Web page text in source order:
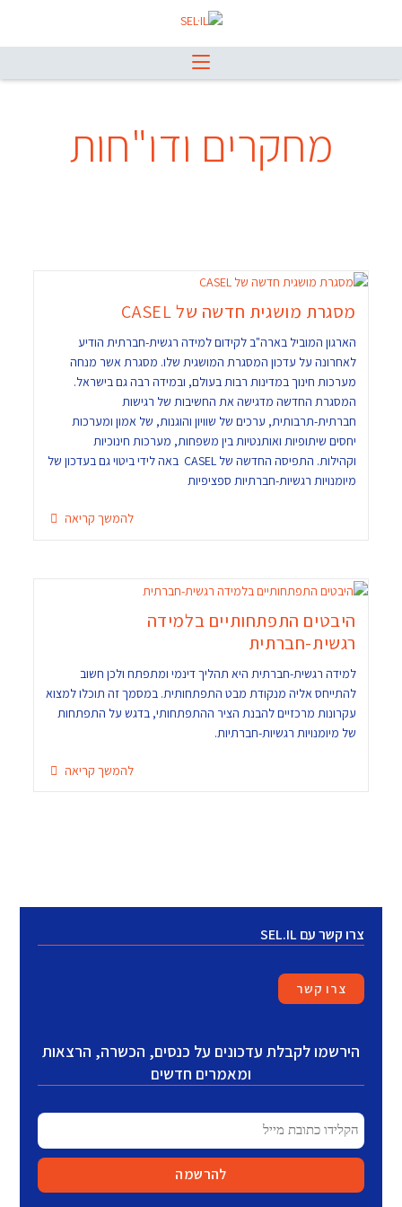
מחקרים ודו"חות
מסגרת מושגית חדשה של CASEL
הארגון המוביל בארה"ב לקידום למידה רגשית-חברתית הודיע
לאחרונה על עדכון המסגרת המושגית שלו. מסגרת אשר מנחה
מערכות חינוך במדינות רבות בעולם, ובמידה רבה גם בישראל.
המסגרת החדשה מדגישה את החשיבות של רגישות
חברתית-תרבותית, ערכים של שוויון והוגנות, של אמון ומערכות
יחסים שיתופיות ואותנטיות בין משפחות, מערכות חינוכיות
וקהילות. התפיסה החדשה של CASEL באה לידי ביטוי גם בעדכון של
מיומנויות רגשיות-חברתיות ספציפיות
להמשך קריאה
היבטים התפתחותיים בלמידה
רגשית-חברתית
למידה רגשית-חברתית היא תהליך דינמי ומתפתח ולכן חשוב
להתייחס אליה מנקודת מבט התפתחותית. במסמך זה תוכלו למצוא
עקרונות מרכזיים להבנת הציר ההתפתחותי, בדגש על התפתחות
של מיומנויות רגשיות-חברתיות.
להמשך קריאה
צרו קשר עם SEL.IL
צרו קשר
הירשמו לקבלת עדכונים על כנסים, הכשרה, הרצאות
ומאמרים חדשים